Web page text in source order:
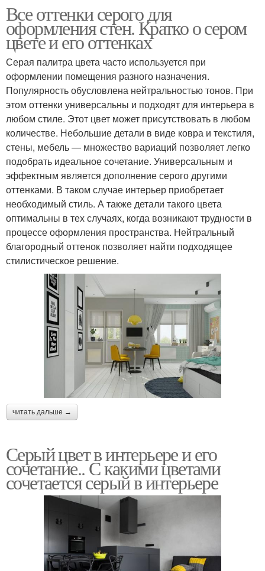
Все оттенки серого для
оформления стен. Кратко о сером
цвете и его оттенках
Серая палитра цвета часто используется при
оформлении помещения разного назначения.
Популярность обусловлена нейтральностью тонов. При
этом оттенки универсальны и подходят для интерьера в
любом стиле. Этот цвет может присутствовать в любом
количестве. Небольшие детали в виде ковра и текстиля,
стены, мебель — множество вариаций позволяет легко
подобрать идеальное сочетание. Универсальным и
эффектным является дополнение серого другими
оттенками. В таком случае интерьер приобретает
необходимый стиль. А также детали такого цвета
оптимальны в тех случаях, когда возникают трудности в
процессе оформления пространства. Нейтральный
благородный оттенок позволяет найти подходящее
стилистическое решение.
читать дальше →
Серый цвет в интерьере и его
сочетание.. С какими цветами
сочетается серый в интерьере